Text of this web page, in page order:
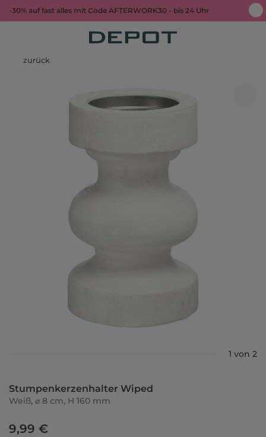
-30% auf fast alles mit Code AFTERWORK30 - bis 24 Uhr
zurück
1 von 2
Stumpenkerzenhalter Wiped
Weiß, ⌀ 8 cm, H 160 mm
9,99 €